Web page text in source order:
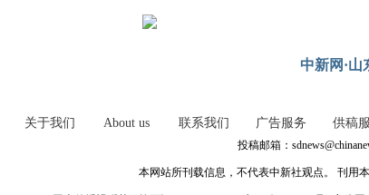
中新网·山
关于我们 About us 联系我们 广告服务 供稿
投稿邮箱：
本网站所刊载信息，不代表中新社观点。 刊用